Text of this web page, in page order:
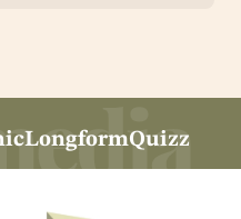
LongformQuizz